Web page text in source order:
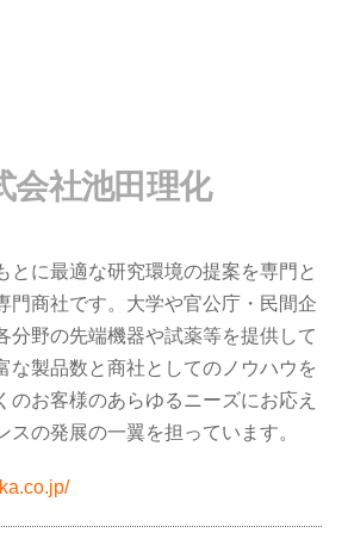
会社池田理化
とに最適な研究環境の提案を専門と
門商社です。大学や官公庁・民間企
分野の先端機器や試薬等を提供して
な製品数と商社としてのノウハウを
のお客様のあらゆるニーズにお応え
スの発展の一翼を担っています。